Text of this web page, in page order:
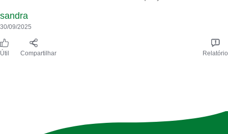
sandra
30/09/2025
Útil Compartilhar Relatório